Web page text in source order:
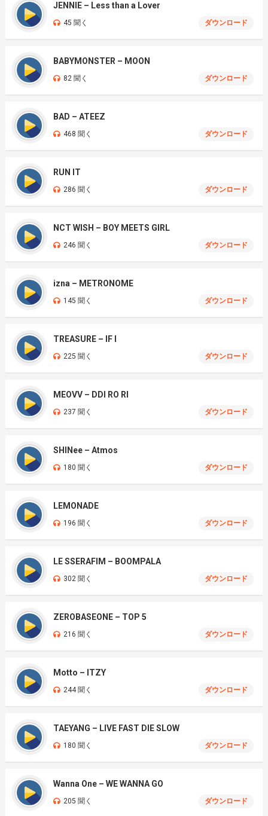
JENNIE – Less than a Lover
45 聞く ダウンロード
BABYMONSTER – MOON
82 聞く ダウンロード
BAD – ATEEZ
468 聞く ダウンロード
RUN IT
286 聞く ダウンロード
NCT WISH – BOY MEETS GIRL
246 聞く ダウンロード
izna – METRONOME
145 聞く ダウンロード
TREASURE – IF I
225 聞く ダウンロード
MEOVV – DDI RO RI
237 聞く ダウンロード
SHINee – Atmos
180 聞く ダウンロード
LEMONADE
196 聞く ダウンロード
LE SSERAFIM – BOOMPALA
302 聞く ダウンロード
ZEROBASEONE – TOP 5
216 聞く ダウンロード
Motto – ITZY
244 聞く ダウンロード
TAEYANG – LIVE FAST DIE SLOW
180 聞く ダウンロード
Wanna One – WE WANNA GO
205 聞く ダウンロード